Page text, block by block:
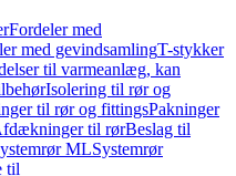
Fordeler med
med gevindsamlingT-stykker
til varmeanlæg, kan
Isolering til rør og
til rør og fittingsPakninger
til rørBeslag til
MLSystemrør
til